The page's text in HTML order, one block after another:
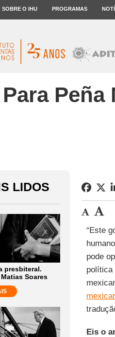
SOBRE O IHU PROGRAMAS
Para
LIDOS
presbiteral.
Soares
“Este
pode
política
Eis o